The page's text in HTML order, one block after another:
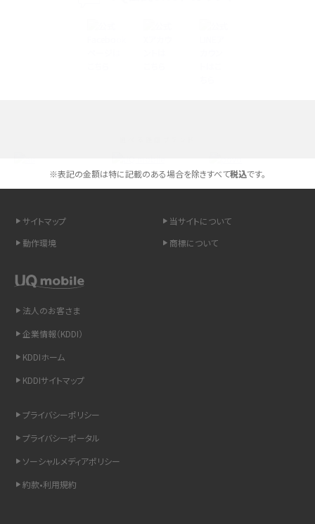
高校生にスマホ制限は必要？所持率やメリット・デメリットを詳しく紹介
スマホのネット通信速度が遅い原因は？すぐできる対処法や見直すポイントを解
を解説
LINEの引き継ぎ方法は？対象データや事前準備・条件・注意点などを解説
非通知設定とは？184で電話をかける方法やiPhone・Androidの設定を解説
iCloudの使用容量を減らす9つの方法！使用状況の確認手順も紹介
リプライ機能とは？LINE、X（旧Twitter）、Instagram、TikTokで送る方法を解説
※表記の金額は特に記載のある場合を除きすべて税込です。
サイトマップ
当サイトについて
動作環境
商標について
法人のお客さま
企業情報（KDDI）
KDDIホーム
KDDIサイトマップ
プライバシーポリシー
プライバシーポータル
ソーシャルメディアポリシー
約款•利用規約